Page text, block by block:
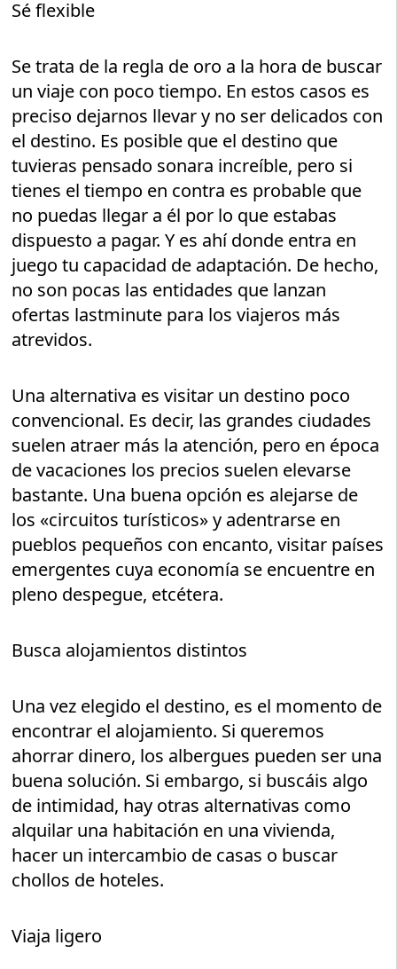
Sé flexible
Se trata de la regla de oro a la hora de buscar
un viaje con poco tiempo. En estos casos es
preciso dejarnos llevar y no ser delicados con
el destino. Es posible que el destino que
tuvieras pensado sonara increíble, pero si
tienes el tiempo en contra es probable que
no puedas llegar a él por lo que estabas
dispuesto a pagar. Y es ahí donde entra en
juego tu capacidad de adaptación. De hecho,
no son pocas las entidades que lanzan
ofertas lastminute para los viajeros más
atrevidos.
Una alternativa es visitar un destino poco
convencional. Es decir, las grandes ciudades
suelen atraer más la atención, pero en época
de vacaciones los precios suelen elevarse
bastante. Una buena opción es alejarse de
los «circuitos turísticos» y adentrarse en
pueblos pequeños con encanto, visitar países
emergentes cuya economía se encuentre en
pleno despegue, etcétera.
Busca alojamientos distintos
Una vez elegido el destino, es el momento de
encontrar el alojamiento. Si queremos
ahorrar dinero, los albergues pueden ser una
buena solución. Si embargo, si buscáis algo
de intimidad, hay otras alternativas como
alquilar una habitación en una vivienda,
hacer un intercambio de casas o buscar
chollos de hoteles.
Viaja ligero